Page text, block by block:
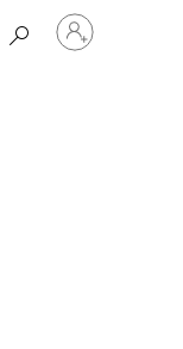
Prisijunkite
prie
paskyros